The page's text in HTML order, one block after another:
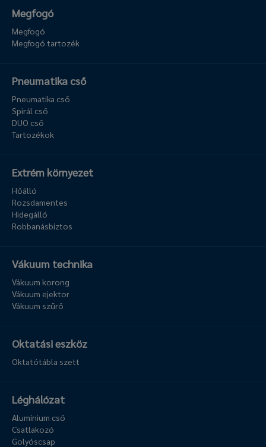
Megfogó
Megfogó
Megfogó tartozék
Pneumatika cső
Pneumatika cső
Spirál cső
DUO cső
Tartozékok
Extrém környezet
Hőálló
Rozsdamentes
Hidegálló
Robbanásbiztos
Vákuum technika
Vákuum korong
Vákuum ejektor
Vákuum szűrő
Oktatási eszköz
Oktatótábla szett
Léghálózat
Alumínium cső
Csatlakozó
Golyóscsap